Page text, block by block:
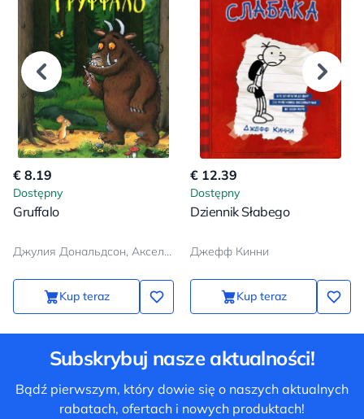
€ 8.19
Dostępny
Gruffalo
Джулия Дональдсон, Аксель Шеффлер
Kup teraz
€ 12.39
Dostępny
Dziennik Słabego
Джефф Кинни
Kup teraz
Subskrybuj nasze aktualności!
Bądź pierwszym, który dowie się o naszych aktualnych
rabatach, ofertach i nowych produktach!